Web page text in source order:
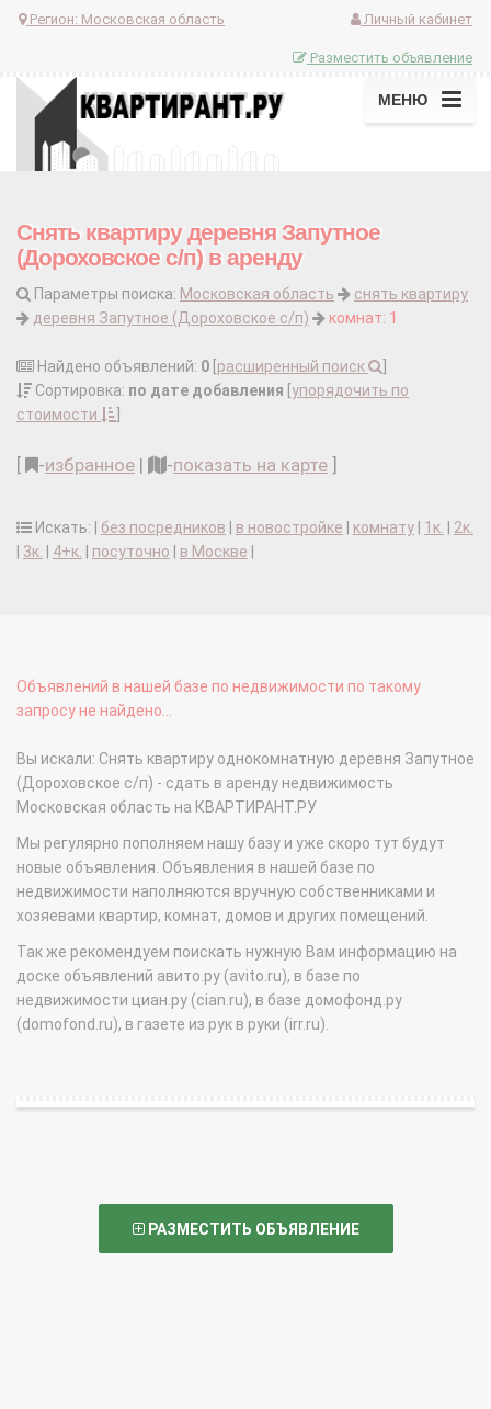
Регион: Московская область Личный кабинет
Разместить объявление
МЕНЮ
Снять квартиру деревня Запутное
(Дороховское с/п) в аренду
Параметры поиска: Московская область
снять квартиру
деревня Запутное (Дороховское с/п)
комнат: 1
Найдено объявлений: 0 расширенный поиск
Сортировка: по дате добавления упорядочить по
стоимости
-избранное | -показать на карте
Искать: | без посредников в новостройке комнату 1к.
2к.
3к. 4+к. посуточно в Москве
Объявлений в нашей базе по недвижимости по такому
запросу не найдено...
Вы искали: Снять квартиру однокомнатную деревня Запутное
(Дороховское с/п) - сдать в аренду недвижимость
Московская область на КВАРТИРАНТ.РУ
Мы регулярно пополняем нашу базу и уже скоро тут будут
новые объявления. Объявления в нашей базе по
недвижимости наполняются вручную собственниками и
хозяевами квартир, комнат, домов и других помещений.
Так же рекомендуем поискать нужную Вам информацию на
доске объявлений авито.ру (avito.ru), в базе по
недвижимости циан.ру (cian.ru), в базе домофонд.ру
(domofond.ru), в газете из рук в руки (irr.ru).
РАЗМЕСТИТЬ ОБЪЯВЛЕНИЕ